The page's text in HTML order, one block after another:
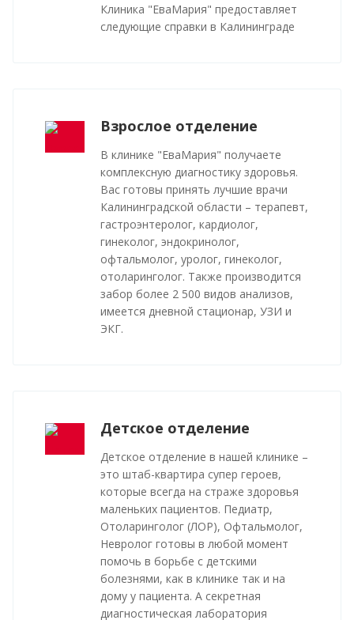
Клиника "ЕваМария" предоставляет
следующие справки в Калининграде
Взрослое отделение
В клинике "ЕваМария" получаете
комплексную диагностику здоровья.
Вас готовы принять лучшие врачи
Калининградской области – терапевт,
гастроэнтеролог, кардиолог,
гинеколог, эндокринолог,
офтальмолог, уролог, гинеколог,
отоларинголог. Также производится
забор более 2 500 видов анализов,
имеется дневной стационар, УЗИ и
ЭКГ.
Детское отделение
Детское отделение в нашей клинике –
это штаб-квартира супер героев,
которые всегда на страже здоровья
маленьких пациентов. Педиатр,
Отоларинголог (ЛОР), Офтальмолог,
Невролог готовы в любой момент
помочь в борьбе с детскими
болезнями, как в клинике так и на
дому у пациента. А секретная
диагностическая лаборатория